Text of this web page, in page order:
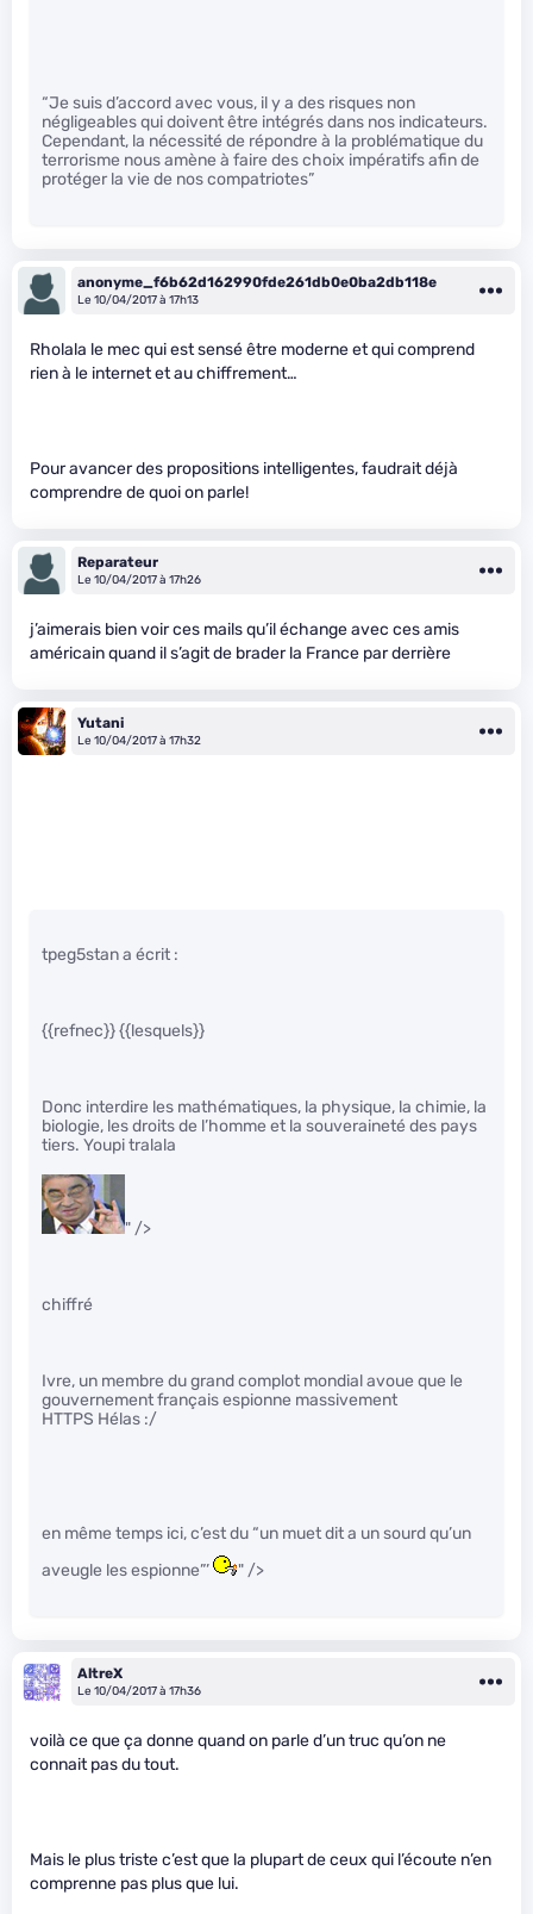
“Je suis d’accord avec vous, il y a des risques non
négligeables qui doivent être intégrés dans nos indicateurs.
Cependant, la nécessité de répondre à la problématique du
terrorisme nous amène à faire des choix impératifs afin de
protéger la vie de nos compatriotes”
anonyme_f6b62d162990fde261db0e0ba2db118e
Le 10/04/2017 à 17h13
Rholala le mec qui est sensé être moderne et qui comprend
rien à le internet et au chiffrement…
Pour avancer des propositions intelligentes, faudrait déjà
comprendre de quoi on parle!
Reparateur
Le 10/04/2017 à 17h26
j’aimerais bien voir ces mails qu’il échange avec ces amis
américain quand il s’agit de brader la France par derrière
Yutani
Le 10/04/2017 à 17h32
tpeg5stan a écrit :
{{refnec}} {{lesquels}}
Donc interdire les mathématiques, la physique, la chimie, la
biologie, les droits de l’homme et la souveraineté des pays
tiers. Youpi tralala
" />
chiffré
Ivre, un membre du grand complot mondial avoue que le
gouvernement français espionne massivement
HTTPS Hélas :/
en même temps ici, c’est du “un muet dit a un sourd qu’un
aveugle les espionne”’
" />
AltreX
Le 10/04/2017 à 17h36
voilà ce que ça donne quand on parle d’un truc qu’on ne
connait pas du tout.
Mais le plus triste c’est que la plupart de ceux qui l’écoute n’en
comprenne pas plus que lui.